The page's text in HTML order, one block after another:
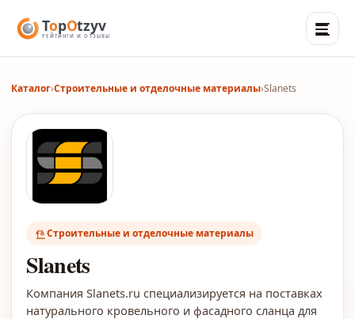
Каталог›Строительные и отделочные материалы›Slanets
Строительные и отделочные материалы
Slanets
Компания Slanets.ru специализируется на поставках
натурального кровельного и фасадного сланца для